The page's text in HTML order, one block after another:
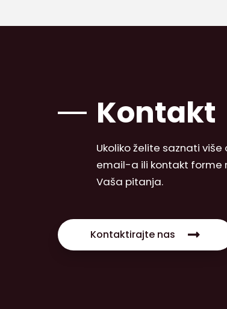
Kontakt
Ukoliko želite saznati
email-a ili kontakt forme
Vaša pitanja.
Kontaktirajte nas